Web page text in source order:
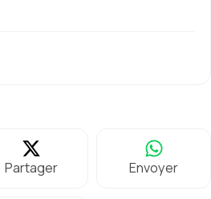
Partager Envoyer